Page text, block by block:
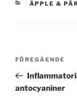
KATEGORIER
ÄPPLE &
Föregående
inlägg
FÖREGÅENDE
antocyaniner